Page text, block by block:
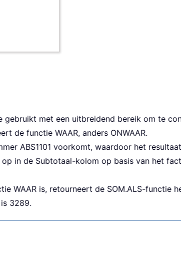
gebruikt met een uitbreidend bereik om te
de functie WAAR, anders ONWAAR.
ABS1101 voorkomt, waardoor het resultaat
in de Subtotaal-kolom op basis van het
WAAR is, retourneert de SOM.ALS-functie
3289.